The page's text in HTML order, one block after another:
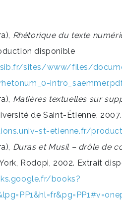
Rhétorique du texte
disponible
sites/www/files/
Matières textuelles sur
de Saint-Étienne,
st-etienne.fr/
Duras et Musil – drôle de
Rodopi, 2002. Extrait
books?